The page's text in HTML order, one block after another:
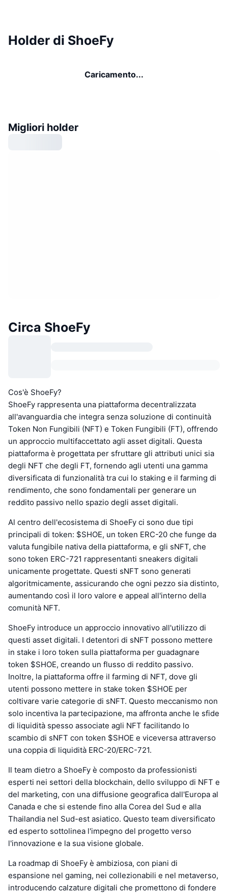
Holder di ShoeFy
Caricamento...
Migliori holder
Circa ShoeFy
Cos'è ShoeFy?
ShoeFy rappresenta una piattaforma decentralizzata
all'avanguardia che integra senza soluzione di continuità
Token Non Fungibili (NFT) e Token Fungibili (FT), offrendo
un approccio multifaccettato agli asset digitali. Questa
piattaforma è progettata per sfruttare gli attributi unici sia
degli NFT che degli FT, fornendo agli utenti una gamma
diversificata di funzionalità tra cui lo staking e il farming di
rendimento, che sono fondamentali per generare un
reddito passivo nello spazio degli asset digitali.
Al centro dell'ecosistema di ShoeFy ci sono due tipi
principali di token: $SHOE, un token ERC-20 che funge da
valuta fungibile nativa della piattaforma, e gli sNFT, che
sono token ERC-721 rappresentanti sneakers digitali
unicamente progettate. Questi sNFT sono generati
algoritmicamente, assicurando che ogni pezzo sia distinto,
aumentando così il loro valore e appeal all'interno della
comunità NFT.
ShoeFy introduce un approccio innovativo all'utilizzo di
questi asset digitali. I detentori di sNFT possono mettere
in stake i loro token sulla piattaforma per guadagnare
token $SHOE, creando un flusso di reddito passivo.
Inoltre, la piattaforma offre il farming di NFT, dove gli
utenti possono mettere in stake token $SHOE per
coltivare varie categorie di sNFT. Questo meccanismo non
solo incentiva la partecipazione, ma affronta anche le sfide
di liquidità spesso associate agli NFT facilitando lo
scambio di sNFT con token $SHOE e viceversa attraverso
una coppia di liquidità ERC-20/ERC-721.
Il team dietro a ShoeFy è composto da professionisti
esperti nei settori della blockchain, dello sviluppo di NFT e
del marketing, con una diffusione geografica dall'Europa al
Canada e che si estende fino alla Corea del Sud e alla
Thailandia nel Sud-est asiatico. Questo team diversificato
ed esperto sottolinea l'impegno del progetto verso
l'innovazione e la sua visione globale.
La roadmap di ShoeFy è ambiziosa, con piani di
espansione nel gaming, nei collezionabili e nel metaverso,
introducendo calzature digitali che promettono di fondere